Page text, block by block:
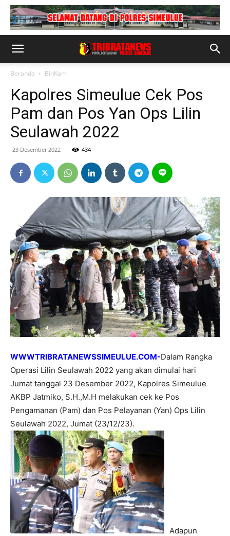
Beranda BinKam
Kapolres Simeulue Cek Pos
Pam dan Pos Yan Ops Lilin
Seulawah 2022
23 Desember 2022 434
WWWTRIBRATANEWSSIMEULUE.COM-Dalam Rangka
Operasi Lilin Seulawah 2022 yang akan dimulai hari
Jumat tanggal 23 Desember 2022, Kapolres Simeulue
AKBP Jatmiko, S.H.,M.H melakukan cek ke Pos
Pengamanan (Pam) dan Pos Pelayanan (Yan) Ops Lilin
Seulawah 2022, Jumat (23/12/23).
Adapun